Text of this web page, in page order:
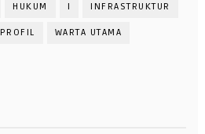
HUKUM I INFRASTRUKTUR
PROFIL WARTA UTAMA